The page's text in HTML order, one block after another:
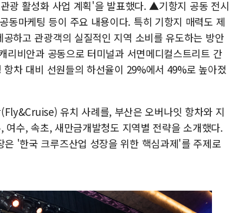
광 활성화 사업 계획'을 발표했다. ▲기항지 공동 전시
마케팅 등이 주요 내용이다. 특히 기항지 매력도 제
하고 관광객의 실질적인 지역 소비를 유도하는 방안
비안과 공동으로 터미널과 서면메디컬스트리트 간
차 대비 선원들의 하선율이 29%에서 49%로 높아졌
유치 사례를, 부산은 오버나잇 항차와 지
수, 속초, 새만금개발청도 지역별 전략을 소개했다.
'한국 크루즈산업 성장을 위한 핵심과제'를 주제로